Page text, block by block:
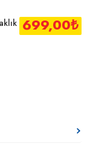
699,00₺